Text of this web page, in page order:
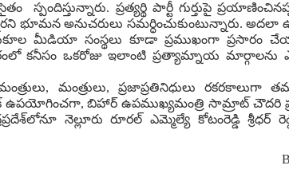
ప్రత్యర్థి పార్టీ గుర్తుపై
అనుచరులు సమర్ధించుకుంటున్నారు.
మీడియా సంస్థలు కూడా ప్రముఖంగా ప్రసారం
కనీసం ఒకరోజు ఇలాంటి ప్రత్యామ్నాయ మార్గాలను
మంత్రులు, ప్రజాప్రతినిధులు రకరకాలుగా
ఉపయోగించగా, బిహార్ ఉపముఖ్యమంత్రి సామ్రాట్ చౌదరి
నెల్లూరు రూరల్ ఎమ్మెల్యే కోటంరెడ్డి శ్రీధర్